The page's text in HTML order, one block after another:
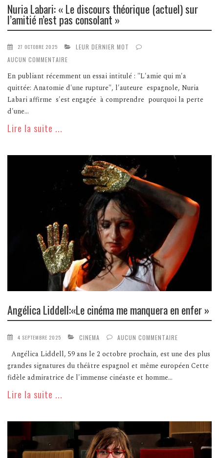
Nuria Labari: « Le discours théorique (actuel) sur
l’amitié n’est pas consolant »
27 OCTOBRE 2025
LEUR DERNIER MOT
AUCUN COMMENTAIRE
En publiant récemment un essai intitulé : "L'amie qui m'a
quittée: Anatomie d'une rupture", l'auteure espagnole, Nuria
Labari affirme s'est engagée à comprendre pourquoi la perte
d'une...
Lire la suite ...
Angélica Liddell:«Le cinéma me manquera en enfer »
4 SEPTEMBRE 2025 CINEMA AUCUN COMMENTAIRE
Angélica Liddell, 59 ans le 2 octobre prochain, est une des plus
grandes signatures du théâtre espagnol et même européen Cette
fidèle admiratrice de l'immense cinéaste et homme...
Lire la suite ...